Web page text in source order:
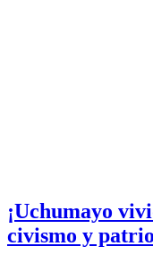
¡Uchumayo
civismo y